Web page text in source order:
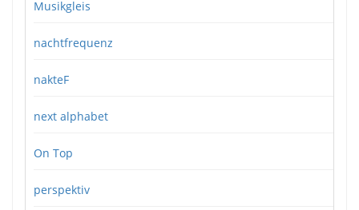
Musikgleis
nachtfrequenz
nakteF
next alphabet
On Top
perspektiv